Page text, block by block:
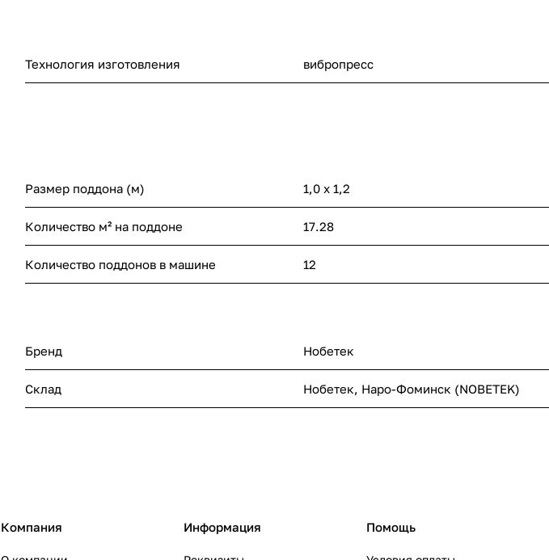
Технология изготовления вибропресс
Размер поддона (м) 1,0 х 1,2
Количество м² на поддоне 17.28
Количество поддонов в машине 12
Бренд Нобетек
Склад Нобетек, Наро-Фоминск (NOBETEK)
Компания Информация Помощь